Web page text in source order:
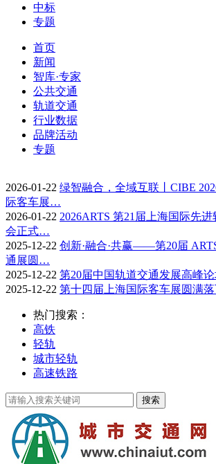
中标
专题
首页
新闻
智库·专家
公共交通
轨道交通
行业数据
品牌活动
专题
2026-01-22 绿智融合，全域互联丨CIBE
际客车展…
2026-01-22 2026ARTS 第21届上海国际先
会正式…
2025-12-22 创新·融合·共赢——第20届
通展圆…
2025-12-22 第20届中国轨道交通发展高峰
2025-12-22 第十四届上海国际客车展圆满落
热门搜索：
高铁
轻轨
城市轻轨
高速铁路